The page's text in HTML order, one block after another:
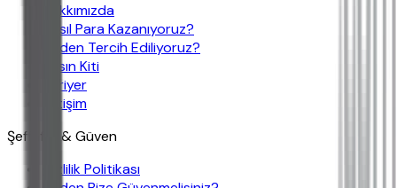
Hakkımızda
Nasıl Para Kazanıyoruz?
Neden Tercih Ediliyoruz?
Basın Kiti
Kariyer
İletişim
Şeffaflık & Güven
Gizlilik Politikası